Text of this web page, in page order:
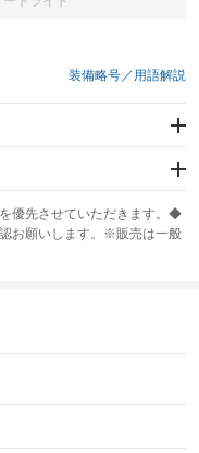
装備なし
装備略号／用語解説
優先させていただきます。◆
お願いします。※販売は一般